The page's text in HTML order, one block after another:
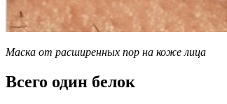
Маска от расширенных пор на коже лица
Всего один белок